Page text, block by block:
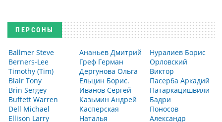
ПЕРСОНЫ
Ballmer Steve
Berners-Lee
Timothy (Tim)
Blair Tony
Brin Sergey
Buffett Warren
Dell Michael
Ellison Larry
Ананьев Дмитрий
Греф Герман
Дергунова Ольга
Ельцин Борис.
Иванов Сергей
Казьмин Андрей
Касперская
Наталья
Нуралиев Борис
Орловский
Виктор
Пасерба Аркадий
Патаркацишвили
Бадри
Поносов
Александр